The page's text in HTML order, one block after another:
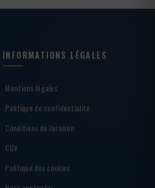
INFORMATIONS LÉGALES
Mentions légales
Politique de confidentialité
Conditions de livraison
CGV
Politique des cookies